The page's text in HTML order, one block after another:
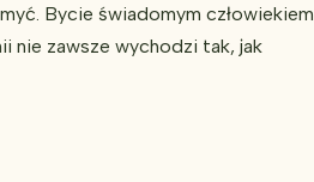
Bycie świadomym człowiekiem
nie zawsze wychodzi tak, jak